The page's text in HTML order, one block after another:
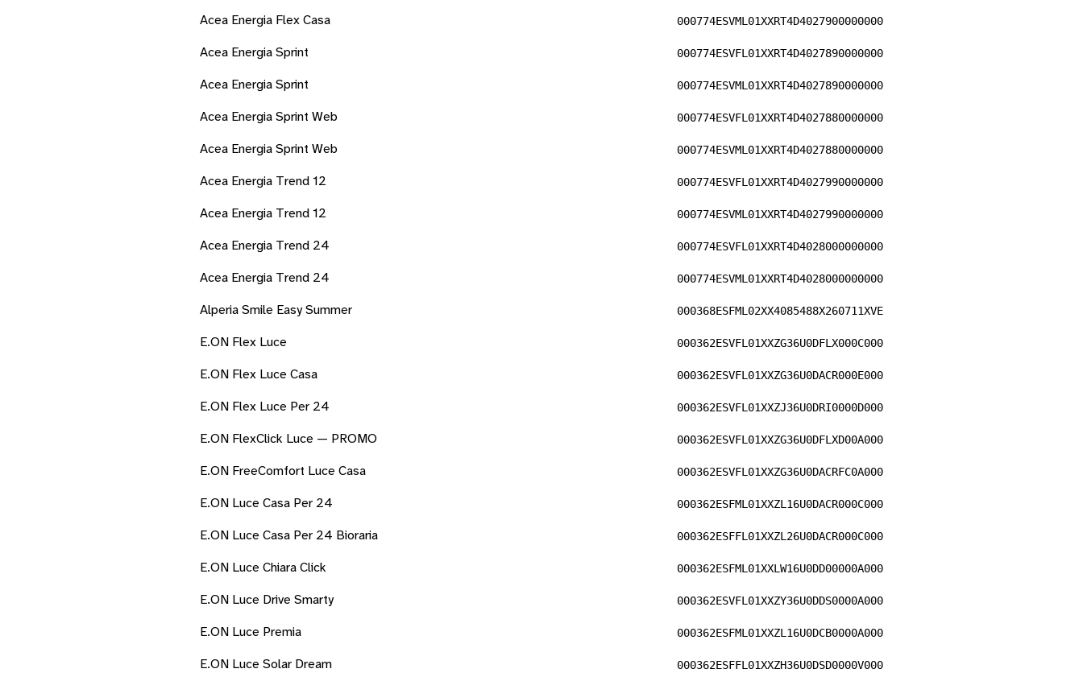
Acea Energia Flex Casa 000774ESVML01XXRT4D4027900000000
Acea Energia Sprint 000774ESVFL01XXRT4D4027890000000
Acea Energia Sprint 000774ESVML01XXRT4D4027890000000
Acea Energia Sprint Web 000774ESVFL01XXRT4D4027880000000
Acea Energia Sprint Web 000774ESVML01XXRT4D4027880000000
Acea Energia Trend 12 000774ESVFL01XXRT4D4027990000000
Acea Energia Trend 12 000774ESVML01XXRT4D4027990000000
Acea Energia Trend 24 000774ESVFL01XXRT4D4028000000000
Acea Energia Trend 24 000774ESVML01XXRT4D4028000000000
Alperia Smile Easy Summer 000368ESFML02XX4085488X260711XVE
E.ON Flex Luce 000362ESVFL01XXZG36U0DFLX000C000
E.ON Flex Luce Casa 000362ESVFL01XXZG36U0DACR000E000
E.ON Flex Luce Per 24 000362ESVFL01XXZJ36U0DRI0000D000
E.ON FlexClick Luce — PROMO 000362ESVFL01XXZG36U0DFLXD00A000
E.ON FreeComfort Luce Casa 000362ESVFL01XXZG36U0DACRFC0A000
E.ON Luce Casa Per 24 000362ESFML01XXZL16U0DACR000C000
E.ON Luce Casa Per 24 Bioraria 000362ESFFL01XXZL26U0DACR000C000
E.ON Luce Chiara Click 000362ESFML01XXLW16U0DD00000A000
E.ON Luce Drive Smarty 000362ESVFL01XXZY36U0DDS0000A000
E.ON Luce Premia 000362ESFML01XXZL16U0DCB0000A000
E.ON Luce Solar Dream 000362ESFFL01XXZH36U0DSD0000V000